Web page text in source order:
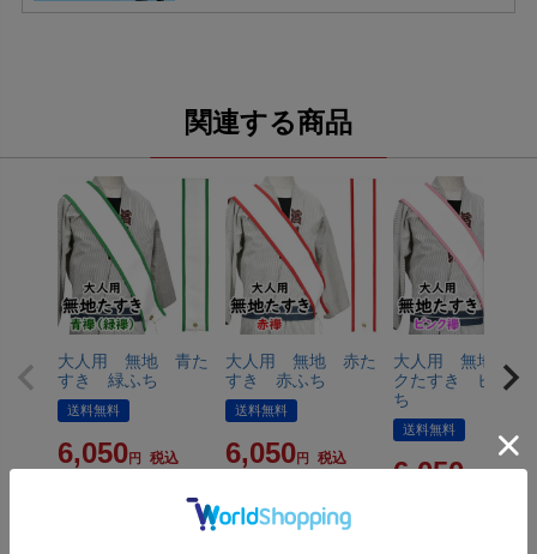
関連する商品
大人用 無地 青た
すき 緑ふち
送料無料
6,050 税込
大人用 無地 赤た
すき 赤ふち
送料無料
6,050 税込
大人用 無地 ピ
クたすき ピンク
ち
送料無料
6,050